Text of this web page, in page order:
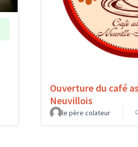
Ouverture du café
Neuvillois
le père colateur